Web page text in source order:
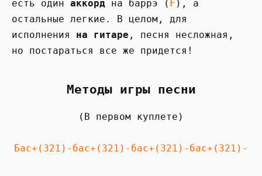
есть один аккорд на баррэ ( F ), а
остальные легкие. В целом, для
исполнения на гитаре , песня несложная,
но постараться все же придется!
Методы игры песни
(В первом куплете)
Бас+(321)-бас+(321)-бас+(321)-бас+(321)-